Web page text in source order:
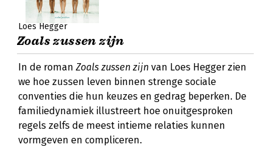
Loes Hegger
Zoals zussen zijn
In de roman Zoals zussen zijn van Loes Hegger zien
we hoe zussen leven binnen strenge sociale
conventies die hun keuzes en gedrag beperken. De
familiedynamiek illustreert hoe onuitgesproken
regels zelfs de meest intieme relaties kunnen
vormgeven en compliceren.